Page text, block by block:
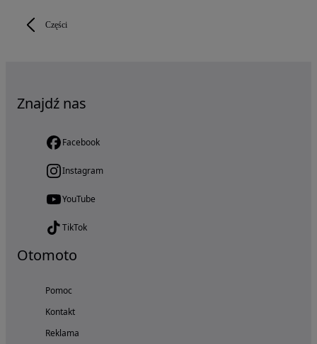
Części
Znajdź nas
Facebook
Instagram
YouTube
TikTok
Otomoto
Pomoc
Kontakt
Reklama